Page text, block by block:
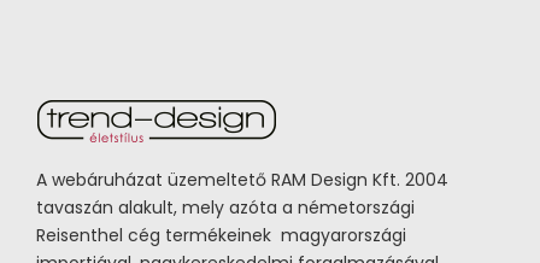
A webáruházat üzemeltető RAM Design Kft. 2004
tavaszán alakult, mely azóta a németországi
Reisenthel cég termékeinek magyarországi